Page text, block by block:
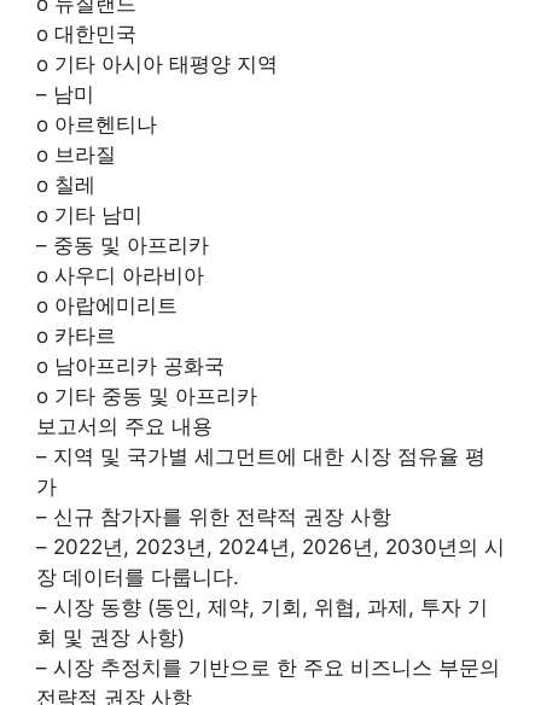
o 대한민국
o 기타 아시아 태평양 지역
– 남미
o 아르헨티나
o 브라질
o 칠레
o 기타 남미
– 중동 및 아프리카
o 사우디 아라비아
o 아랍에미리트
o 카타르
o 남아프리카 공화국
o 기타 중동 및 아프리카
보고서의 주요 내용
– 지역 및 국가별 세그먼트에 대한 시장 점유율 평
가
– 신규 참가자를 위한 전략적 권장 사항
– 2022년, 2023년, 2024년, 2026년, 2030년의 시
장 데이터를 다룹니다.
– 시장 동향 (동인, 제약, 기회, 위협, 과제, 투자 기
회 및 권장 사항)
– 시장 추정치를 기반으로 한 주요 비즈니스 부문의
전략적 권장 사항